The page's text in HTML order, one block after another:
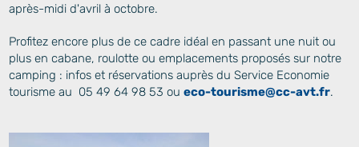
après-midi d'avril à octobre.
Profitez encore plus de ce cadre idéal en passant une nuit ou
plus en cabane, roulotte ou emplacements proposés sur notre
camping : infos et réservations auprès du Service Economie
tourisme au 05 49 64 98 53 oueco-tourisme@cc-avt.fr.